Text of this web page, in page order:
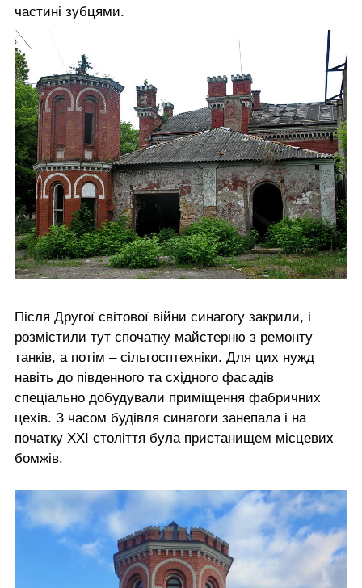
частині зубцями.
Після Другої світової війни синагогу закрили, і
розмістили тут спочатку майстерню з ремонту
танків, а потім – сільгосптехніки. Для цих нужд
навіть до південного та східного фасадів
спеціально добудували приміщення фабричних
цехів. З часом будівля синагоги занепала і на
початку ХХІ століття була пристанищем місцевих
бомжів.